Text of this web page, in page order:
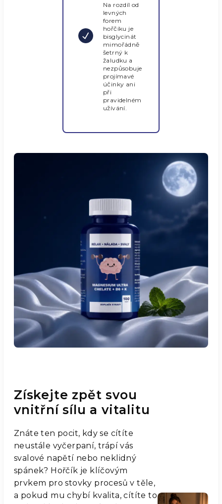
Na rozdíl od
levných
forem
hořčíku je
bisglycinát
mimořádně
šetrný k
žaludku a
nezpůsobuje
projímavé
účinky ani
při
pravidelném
užívání.
Získejte zpět svou
vnitřní sílu a vitalitu
Znáte ten pocit, kdy se cítíte
neustále vyčerpaní, trápí vás
svalové napětí nebo neklidný
spánek? Hořčík je klíčovým
prvkem pro stovky procesů v těle,
a pokud mu chybí kvalita, cítíte to